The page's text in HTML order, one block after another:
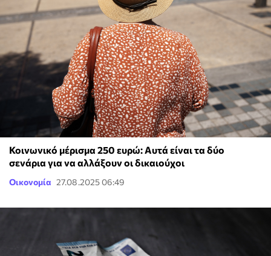
Κοινωνικό μέρισμα 250 ευρώ: Αυτά είναι τα δύο
σενάρια για να αλλάξουν οι δικαιούχοι
Οικονομία 27.08.2025 06:49